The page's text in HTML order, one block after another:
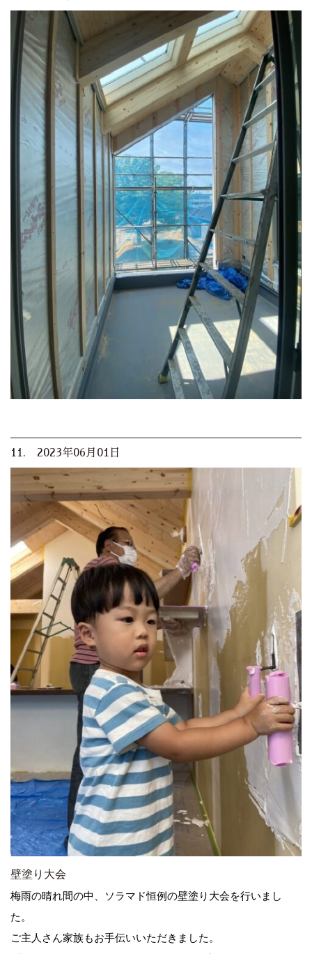
11. 2023年06月01日
壁塗り大会
梅雨の晴れ間の中、ソラマド恒例の壁塗り大会を行いまし
た。
ご主人さん家族もお手伝いいただきました。